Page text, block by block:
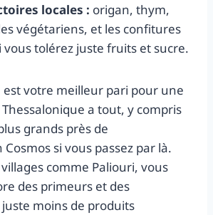
locales : origan, thym,
végétariens, et les confitures
vous tolérez juste fruits et sucre.
est votre meilleur pari pour une
a tout, y compris
grands près de
si vous passez par là.
comme Paliouri, vous
des primeurs et des
moins de produits